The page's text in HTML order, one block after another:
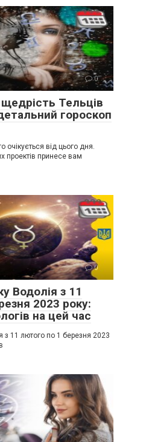
0
Тельців
гороскоп
очікується від цього дня.
проектів принесе вам
0
Водолія з 11
2023 року:
на цей час
з 11 лютого по 1 березня 2023